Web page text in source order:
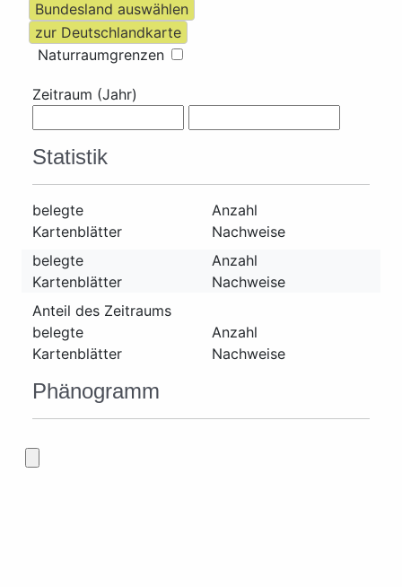
Naturraumgrenzen
Zeitraum (Jahr)
Statistik
belegte
Kartenblätter
Anzahl
Nachweise
belegte
Kartenblätter
Anzahl
Nachweise
Anteil des Zeitraums
belegte
Kartenblätter
Anzahl
Nachweise
Phänogramm